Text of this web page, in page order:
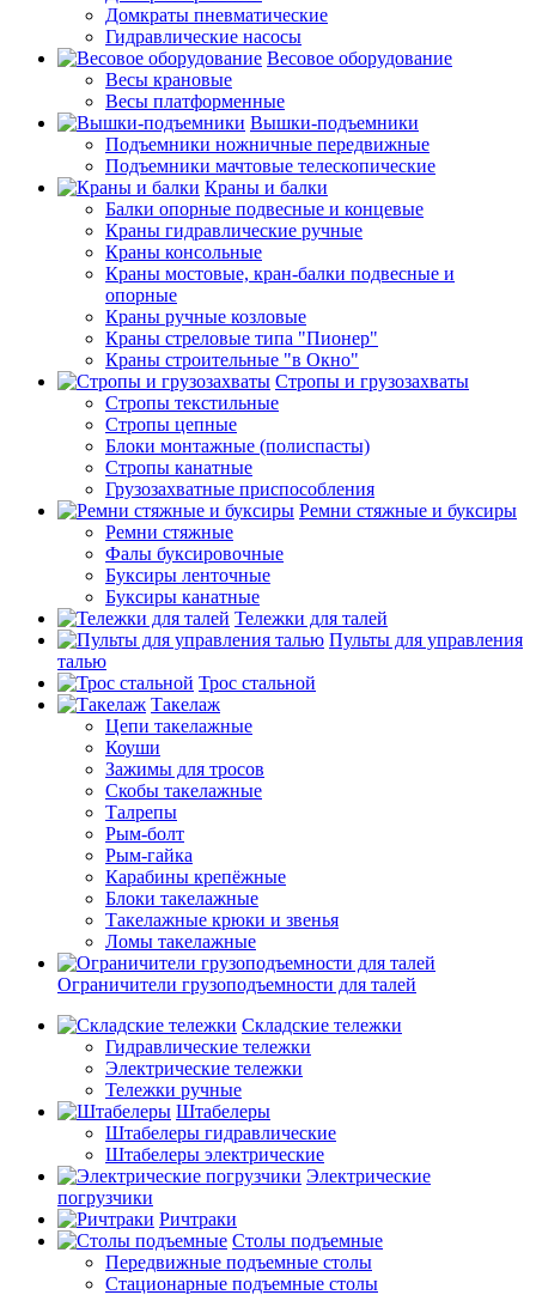
Домкраты пневматические
Гидравлические насосы
Весовое оборудование
Весы крановые
Весы платформенные
Вышки-подъемники
Подъемники ножничные передвижные
Подъемники мачтовые телескопические
Краны и балки
Балки опорные подвесные и концевые
Краны гидравлические ручные
Краны консольные
Краны мостовые, кран-балки подвесные и
опорные
Краны ручные козловые
Краны стреловые типа "Пионер"
Краны строительные "в Окно"
Стропы и грузозахваты
Стропы текстильные
Стропы цепные
Блоки монтажные (полиспасты)
Стропы канатные
Грузозахватные приспособления
Ремни стяжные и буксиры
Ремни стяжные
Фалы буксировочные
Буксиры ленточные
Буксиры канатные
Тележки для талей
Пульты для управления
талью
Трос стальной
Такелаж
Цепи такелажные
Коуши
Зажимы для тросов
Скобы такелажные
Талрепы
Рым-болт
Рым-гайка
Карабины крепёжные
Блоки такелажные
Такелажные крюки и звенья
Ломы такелажные
Ограничители грузоподъемности для талей
Складские тележки
Гидравлические тележки
Электрические тележки
Тележки ручные
Штабелеры
Штабелеры гидравлические
Штабелеры электрические
Электрические
погрузчики
Ричтраки
Столы подъемные
Передвижные подъемные столы
Стационарные подъемные столы